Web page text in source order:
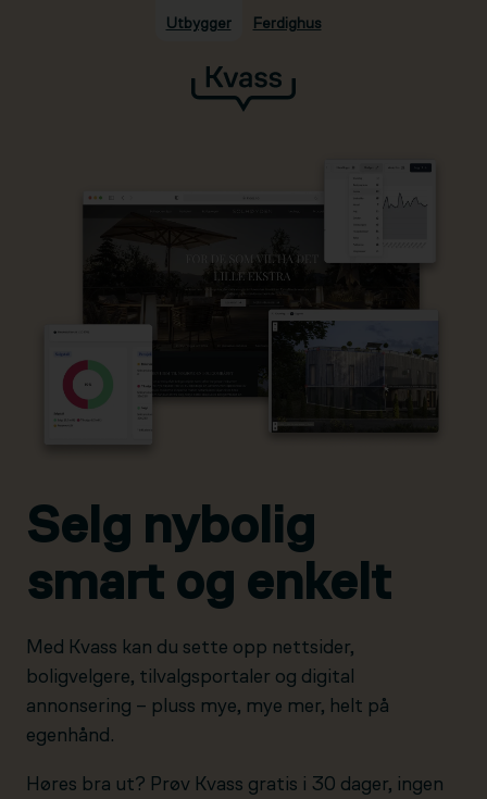
Hopp til hovedinnhold
Utbygger Ferdighus
Selg nybolig
smart og enkelt
Med Kvass kan du sette opp nettsider,
boligvelgere, tilvalgsportaler og digital
annonsering – pluss mye, mye mer, helt på
egenhånd.
Høres bra ut? Prøv Kvass gratis i 30 dager, ingen